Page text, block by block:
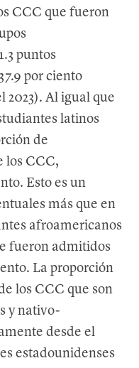
CCC que fueron
puntos
por ciento
2023). Al igual que
latinos
de
los CCC,
Esto es un
más que en
afroamericanos
fueron admitidos
La proporción
los CCC que son
y nativo-
desde el
estadounidenses